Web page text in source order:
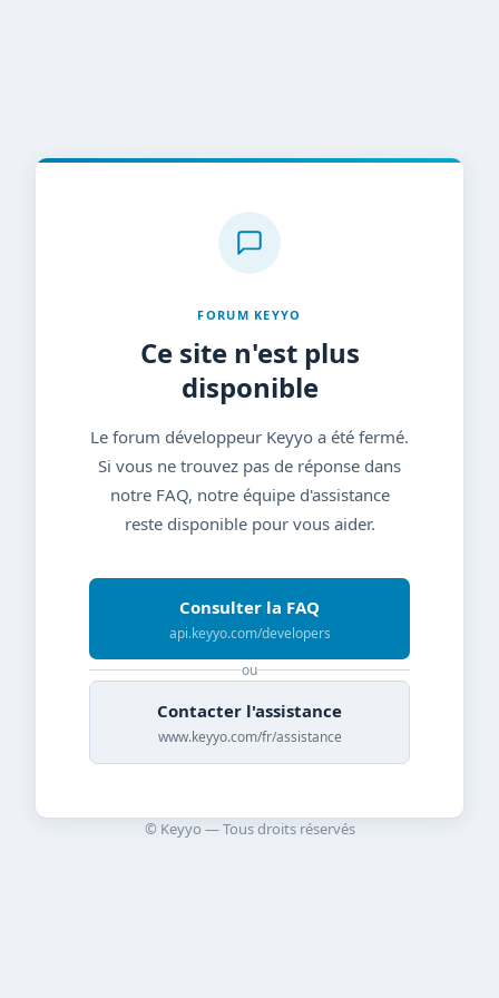
FORUM KEYYO
Ce site n'est plus
disponible
Le forum développeur Keyyo a été fermé.
Si vous ne trouvez pas de réponse dans
notre FAQ, notre équipe d'assistance
reste disponible pour vous aider.
Consulter la FAQ
api.keyyo.com/developers
ou
Contacter l'assistance
www.keyyo.com/fr/assistance
© Keyyo — Tous droits réservés